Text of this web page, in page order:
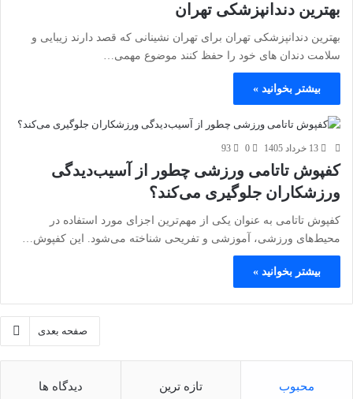
بهترین دندانپزشکی تهران
بهترین دندانپزشکی تهران برای تهران نشینانی که قصد دارند زیبایی و
سلامت دندان های خود را حفظ کنند موضوع مهمی…
بیشتر بخوانید »
13 خرداد 1405 0
93
کفپوش تاتامی ورزشی چطور از آسیب‌دیدگی
ورزشکاران جلوگیری می‌کند؟
کفپوش تاتامی به عنوان یکی از مهم‌ترین اجزای مورد استفاده در
محیط‌های ورزشی، آموزشی و تفریحی شناخته می‌شود. این کفپوش…
بیشتر بخوانید »
صفحه بعدی
محبوب تازه ترین دیدگاه ها